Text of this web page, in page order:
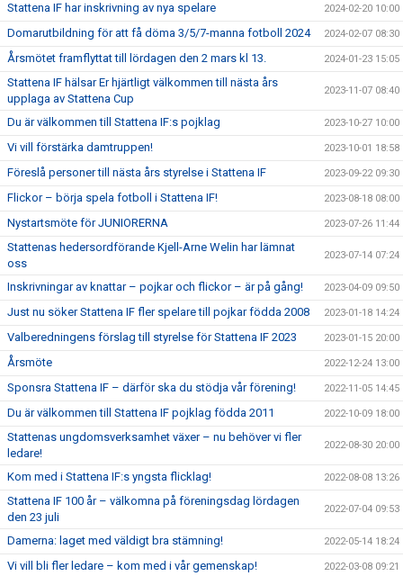
Stattena IF har inskrivning av nya spelare 2024-02-20 10:00
Domarutbildning för att få döma 3/5/7-manna fotboll 2024 2024-02-07 08:30
Årsmötet framflyttat till lördagen den 2 mars kl 13. 2024-01-23 15:05
Stattena IF hälsar Er hjärtligt välkommen till nästa års
upplaga av Stattena Cup
2023-11-07 08:40
Du är välkommen till Stattena IF:s pojklag 2023-10-27 10:00
Vi vill förstärka damtruppen! 2023-10-01 18:58
Föreslå personer till nästa års styrelse i Stattena IF 2023-09-22 09:30
Flickor – börja spela fotboll i Stattena IF! 2023-08-18 08:00
Nystartsmöte för JUNIORERNA 2023-07-26 11:44
Stattenas hedersordförande Kjell-Arne Welin har lämnat
oss
2023-07-14 07:24
Inskrivningar av knattar – pojkar och flickor – är på gång! 2023-04-09 09:50
Just nu söker Stattena IF fler spelare till pojkar födda 2008 2023-01-18 14:24
Valberedningens förslag till styrelse för Stattena IF 2023 2023-01-15 20:00
Årsmöte 2022-12-24 13:00
Sponsra Stattena IF – därför ska du stödja vår förening! 2022-11-05 14:45
Du är välkommen till Stattena IF pojklag födda 2011 2022-10-09 18:00
Stattenas ungdomsverksamhet växer – nu behöver vi fler
ledare!
2022-08-30 20:00
Kom med i Stattena IF:s yngsta flicklag! 2022-08-08 13:26
Stattena IF 100 år – välkomna på föreningsdag lördagen
den 23 juli
2022-07-04 09:53
Damerna: laget med väldigt bra stämning! 2022-05-14 18:24
Vi vill bli fler ledare – kom med i vår gemenskap! 2022-03-08 09:21